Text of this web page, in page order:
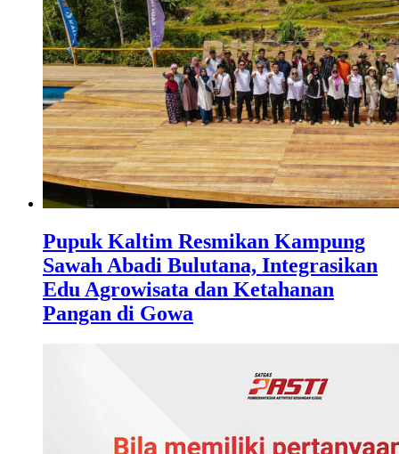
Pupuk Kaltim Resmikan Kampung
Sawah Abadi Bulutana, Integrasikan
Edu Agrowisata dan Ketahanan
Pangan di Gowa